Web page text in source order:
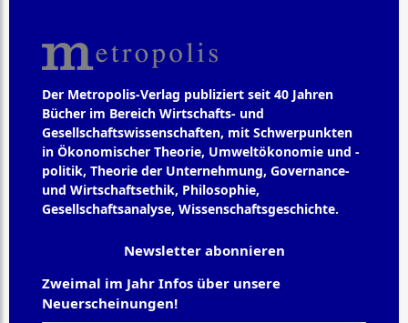
Der Metropolis-Verlag publiziert seit 40 Jahren
Bücher im Bereich Wirtschafts- und
Gesellschaftswissenschaften, mit Schwerpunkten
in Ökonomischer Theorie, Umweltökonomie und -
politik, Theorie der Unternehmung, Governance-
und Wirtschaftsethik, Philosophie,
Gesellschaftsanalyse, Wissenschaftsgeschichte.
Newsletter abonnieren
Zweimal im Jahr Infos über unsere
Neuerscheinungen!